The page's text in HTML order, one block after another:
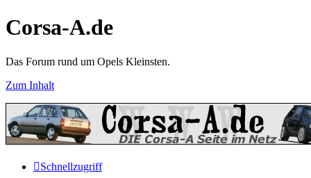
Corsa-A.de
Das Forum rund um Opels Kleinsten.
Zum Inhalt
Schnellzugriff